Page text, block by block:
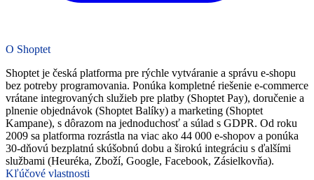
O Shoptet
Shoptet je česká platforma pre rýchle vytváranie a správu e-shopu
bez potreby programovania. Ponúka kompletné riešenie e‑commerce
vrátane integrovaných služieb pre platby (Shoptet Pay), doručenie a
plnenie objednávok (Shoptet Balíky) a marketing (Shoptet
Kampane), s dôrazom na jednoduchosť a súlad s GDPR. Od roku
2009 sa platforma rozrástla na viac ako 44 000 e-shopov a ponúka
30-dňovú bezplatnú skúšobnú dobu a širokú integráciu s ďalšími
službami (Heuréka, Zboží, Google, Facebook, Zásielkovňa).
Kľúčové vlastnosti